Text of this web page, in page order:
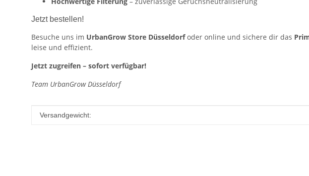
Jetzt bestellen!
Besuche uns im UrbanGrow Store Düsseldorfoder online und sichere dir das
leise und effizient.
Jetzt zugreifen – sofort verfügbar!
Team UrbanGrow Düsseldorf
Produkteigenschaft
Wert
Versandgewicht: